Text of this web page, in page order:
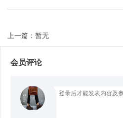
d
上一篇：暂无
会员评论